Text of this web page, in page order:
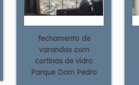
fechamento de
varandas com
cortinas de vidro
Parque Dom Pedro